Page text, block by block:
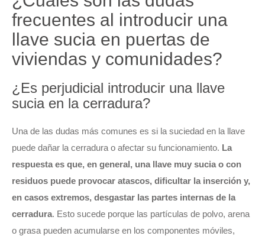
frecuentes al introducir una
llave sucia en puertas de
viviendas y comunidades?
¿Es perjudicial introducir una llave
sucia en la cerradura?
Una de las dudas más comunes es si la suciedad en la llave
puede dañar la cerradura o afectar su funcionamiento. La
respuesta es que, en general, una llave muy sucia o con
residuos puede provocar atascos, dificultar la inserción y,
en casos extremos, desgastar las partes internas de la
cerradura. Esto sucede porque las partículas de polvo, arena
o grasa pueden acumularse en los componentes móviles,